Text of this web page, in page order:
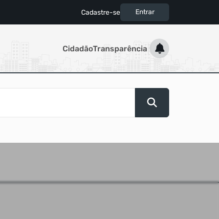
Cadastre-se Entrar
CidadãoTransparência